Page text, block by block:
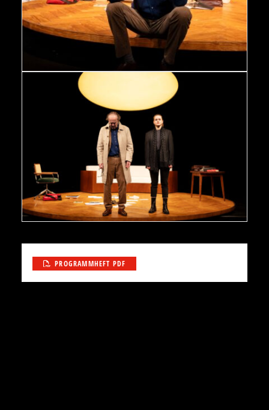
Oleanna - Sven-Eric Bechtolf, Johanna Asch Foto: Kerstin
Schomburg / Abdruck bei Nennung der Fotografin
PROGRAMMHEFT PDF